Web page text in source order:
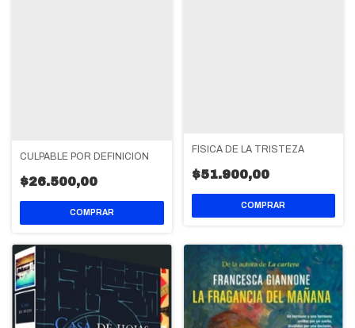
CULPABLE POR DEFINICIÓN
$26.500,00
FÍSICA DE LA TRISTEZA
$51.900,00